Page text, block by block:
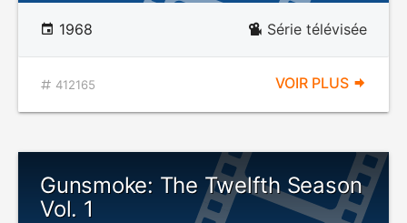
1968 Série télévisée
412165 VOIR PLUS
Gunsmoke: The Twelfth Season
Vol. 1